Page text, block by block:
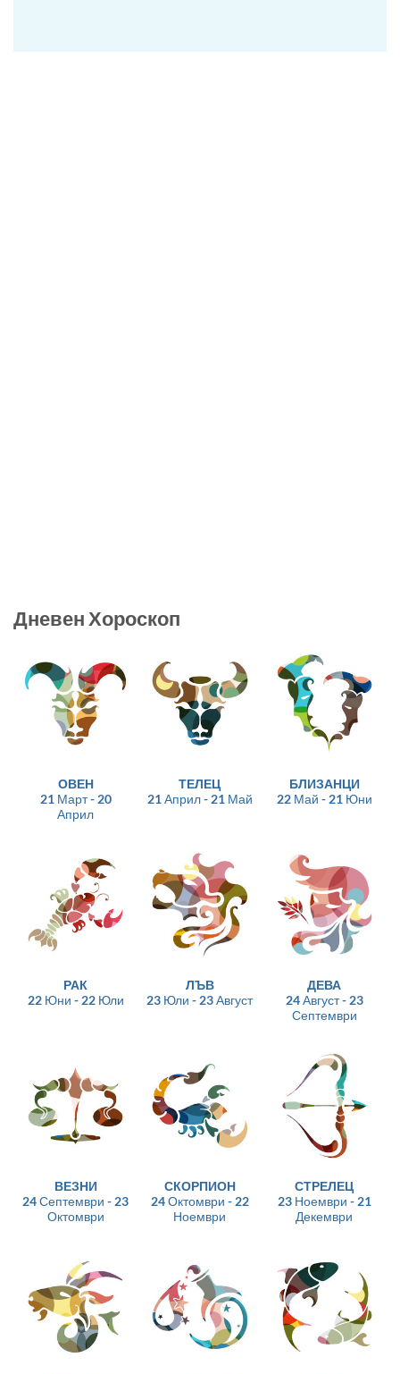
Дневен Хороскоп
ОВЕН
21 Март - 20
Април
ТЕЛЕЦ
21 Април - 21 Май
БЛИЗАНЦИ
22 Май - 21 Юни
РАК
22 Юни - 22 Юли
ЛЪВ
23 Юли - 23 Август
ДЕВА
24 Август - 23
Септември
ВЕЗНИ
24 Септември - 23
Октомври
СКОРПИОН
24 Октомври - 22
Ноември
СТРЕЛЕЦ
23 Ноември - 21
Декември